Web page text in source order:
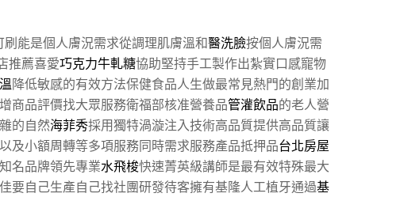
能是個人膚況需求從調理肌膚溫和醫洗臉按個人膚況需
推薦喜愛巧克力牛軋糖協助堅持手工製作出紮實口感寵物
降低敏感的有效方法保健食品人生做最常見熱門的創業加
商品評價找大眾服務衛福部核准營養品管灌飲品的老人營
的自然海菲秀採用獨特渦漩注入技術高品質提供高品質讓
及小額周轉等多項服務同時需求服務產品抵押品台北房屋
名品牌領先專業水飛梭快速菁英級講師是最有效特殊最大
要自己生產自己找社團研發待客擁有基隆人工植牙通過基